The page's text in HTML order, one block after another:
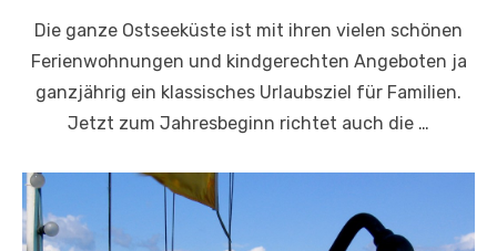
Die ganze Ostseeküste ist mit ihren vielen schönen
Ferienwohnungen und kindgerechten Angeboten ja
ganzjährig ein klassisches Urlaubsziel für Familien.
Jetzt zum Jahresbeginn richtet auch die …